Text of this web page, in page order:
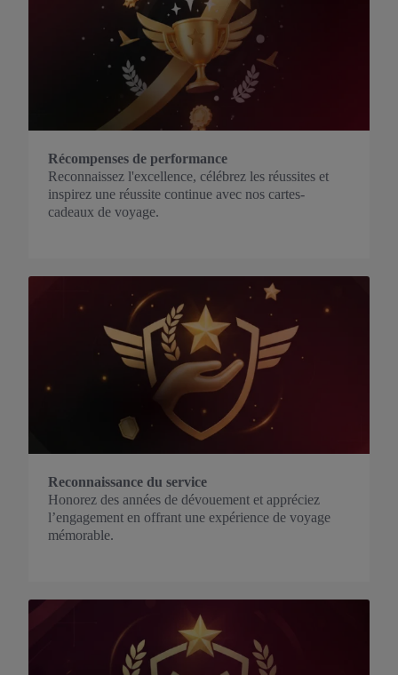
Récompenses de performance
Reconnaissez l'excellence, célébrez les réussites et
inspirez une réussite continue avec nos cartes-
cadeaux de voyage.
Reconnaissance du service
Honorez des années de dévouement et appréciez
l’engagement en offrant une expérience de voyage
mémorable.